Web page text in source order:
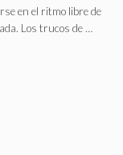
en el ritmo libre de
Los trucos de …